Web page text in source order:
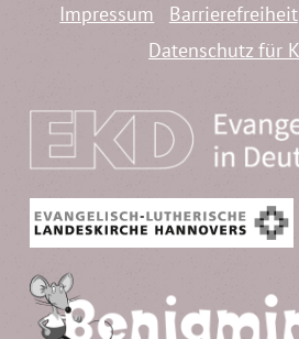
Impressum Barrierefreiheit
Datenschutz für